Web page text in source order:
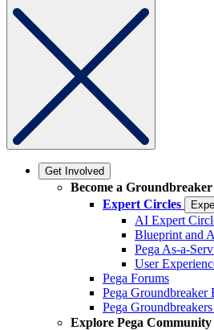
Get Involved
Become a Groundbreaker
Expert Circles
AI Expert
Blueprint and
Pega As-a-
User
Pega Forums
Pega Groundbreaker
Pega
Explore Pega Community